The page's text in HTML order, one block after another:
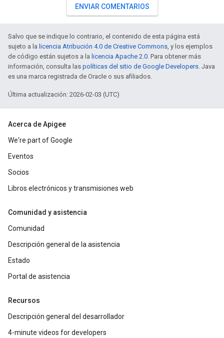
ENVIAR COMENTARIOS
Salvo que se indique lo contrario, el contenido de esta página está
sujeto a la licencia Atribución 4.0 de Creative Commons, y los ejemplos
de código están sujetos a la licencia Apache 2.0. Para obtener más
información, consulta las políticas del sitio de Google Developers. Java
es una marca registrada de Oracle o sus afiliados.
Última actualización: 2026-02-03 (UTC)
Acerca de Apigee
We're part of Google
Eventos
Socios
Libros electrónicos y transmisiones web
Comunidad y asistencia
Comunidad
Descripción general de la asistencia
Estado
Portal de asistencia
Recursos
Descripción general del desarrollador
4-minute videos for developers